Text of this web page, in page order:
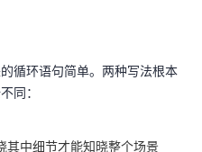
循环语句简单。两种写法根本
同：
其中细节才能知晓整个场景